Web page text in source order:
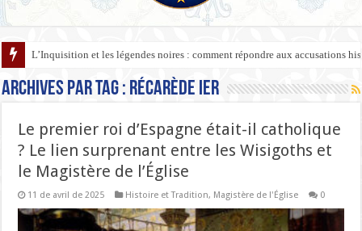
L’Inquisition et les légendes noires : comment répondre aux accusations
Archives par tag : Récarède Ier
Le premier roi d’Espagne était-il catholique
? Le lien surprenant entre les Wisigoths et
le Magistère de l’Église
11 de avril de 2025 Histoire et Tradition, Magistère de l'Église 0